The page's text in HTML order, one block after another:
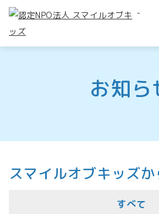
-
お知ら
スマイルオブキッズ
すべて